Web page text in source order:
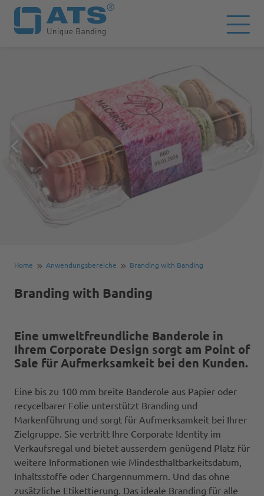
Home Anwendungsbereiche Branding with Banding
Branding with Banding
Eine umweltfreundliche Banderole in
Ihrem Corporate Design sorgt am Point of
Sale für Aufmerksamkeit bei den Kunden.
Eine bis zu 100 mm breite Banderole aus Papier oder
recycelbarer Folie unterstützt Branding und
Markenführung und sorgt für Aufmerksamkeit bei Ihrer
Zielgruppe. Sie vertritt Ihre Corporate Identity im
Verkaufsregal und bietet ausserdem genügend Platz für
weitere Informationen wie Mindesthaltbarkeitsdatum,
Inhaltsstoffe oder Chargennummern. Und das ohne
zusätzliche Etikettierung. Das ideale Branding für alle